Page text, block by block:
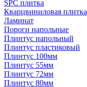
SPC плитка
Кварцвиниловая плитка
Ламинат
Пороги напольные
Плинтус напольный
Плинтус пластиковый
Плинтус 100мм
Плинтус 55мм
Плинтус 72мм
Плинтус 80мм